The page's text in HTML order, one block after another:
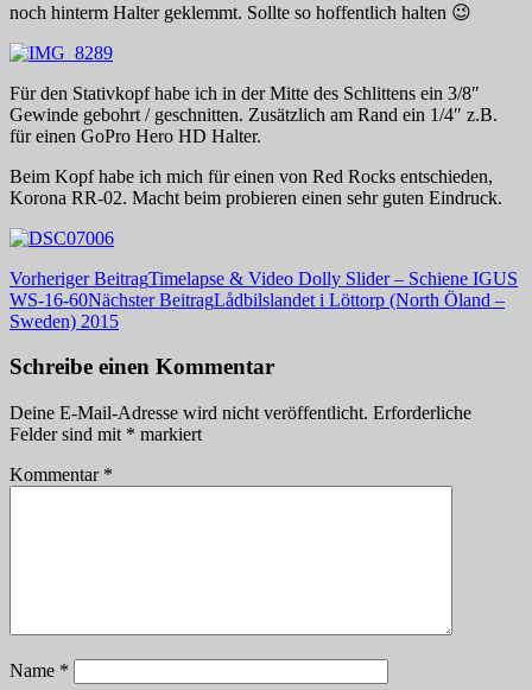
noch hinterm Halter geklemmt. Sollte so hoffentlich halten 😉
Für den Stativkopf habe ich in der Mitte des Schlittens ein 3/8″
Gewinde gebohrt / geschnitten. Zusätzlich am Rand ein 1/4″ z.B.
für einen GoPro Hero HD Halter.
Beim Kopf habe ich mich für einen von Red Rocks entschieden,
Korona RR-02. Macht beim probieren einen sehr guten Eindruck.
Beitragsnavigation
Vorheriger BeitragTimelapse & Video Dolly Slider – Schiene IGUS
WS-16-60Nächster BeitragLådbilslandet i Löttorp (North Öland –
Sweden) 2015
Schreibe einen Kommentar
Deine E-Mail-Adresse wird nicht veröffentlicht. Erforderliche
Felder sind mit * markiert
Kommentar *
Name *